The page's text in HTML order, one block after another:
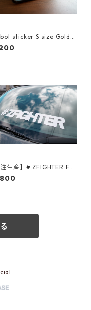
sticker S size Gold/S
注生産】# ZFIGHTER Fro